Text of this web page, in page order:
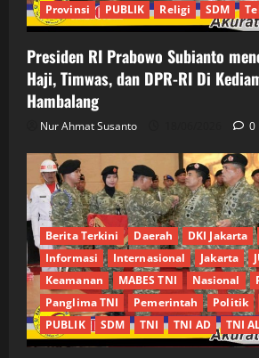
Provinsi
PUBLIK Religi SDM
Presiden RI Prabowo Subianto
Haji, Timwas, dan DPR-RI Di
Hambalang
Nur Ahmat Susanto 0
Berita Terkini Daerah DKI Jakarta
Informasi
Internasional Jakarta
Keamanan
MABES TNI Nasional
Panglima TNI
Pemerintah Politik
PUBLIK
SDM TNI TNI AD TNI